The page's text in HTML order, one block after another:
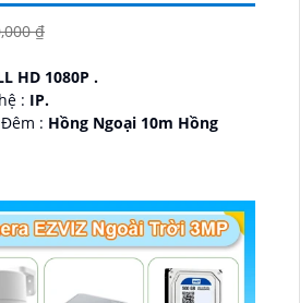
₫
HD 1080P .
🕉️ Tích hợp công nghệ : IP.
❂ Khoảng Cách Ban Đêm : Hồng Ngoại 10m Hồng